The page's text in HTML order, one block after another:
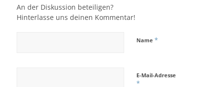
An der Diskussion beteiligen?
Hinterlasse uns deinen Kommentar!
Name *
E-Mail-Adresse
*